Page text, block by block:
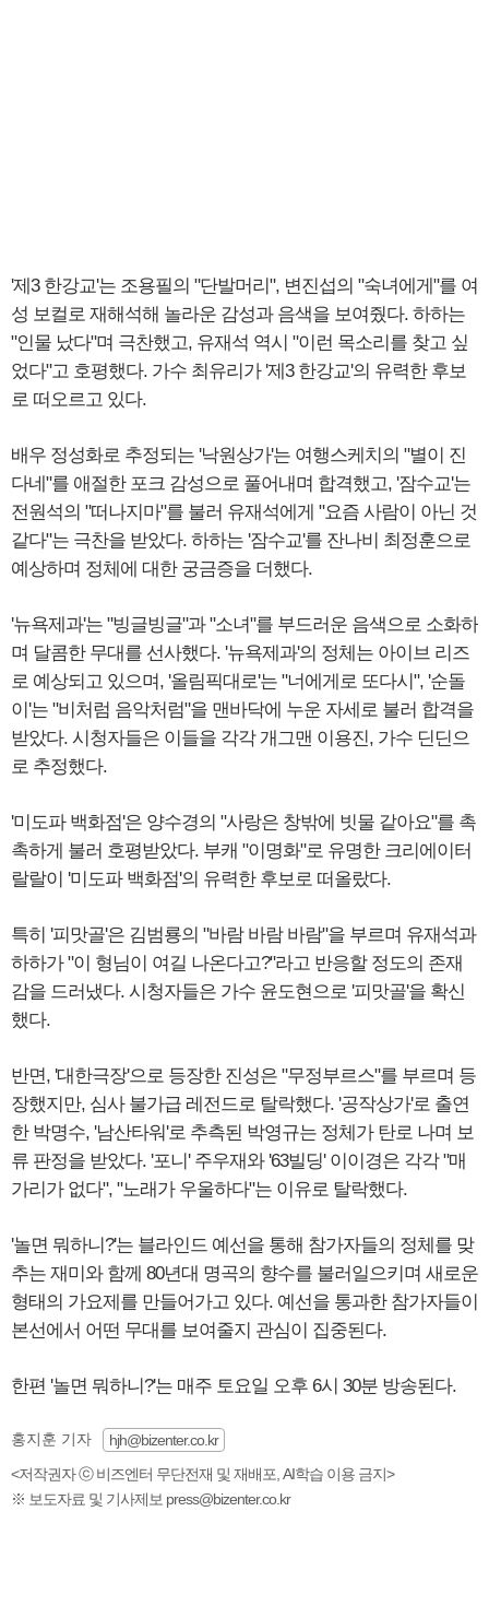
'제3 한강교'는 조용필의 "단발머리", 변진섭의 "숙녀에게"를 여
성 보컬로 재해석해 놀라운 감성과 음색을 보여줬다. 하하는
"인물 났다"며 극찬했고, 유재석 역시 "이런 목소리를 찾고 싶
었다"고 호평했다. 가수 최유리가 '제3 한강교'의 유력한 후보
로 떠오르고 있다.
배우 정성화로 추정되는 '낙원상가'는 여행스케치의 "별이 진
다네"를 애절한 포크 감성으로 풀어내며 합격했고, '잠수교'는
전원석의 "떠나지마"를 불러 유재석에게 "요즘 사람이 아닌 것
같다"는 극찬을 받았다. 하하는 '잠수교'를 잔나비 최정훈으로
예상하며 정체에 대한 궁금증을 더했다.
'뉴욕제과'는 "빙글빙글"과 "소녀"를 부드러운 음색으로 소화하
며 달콤한 무대를 선사했다. '뉴욕제과'의 정체는 아이브 리즈
로 예상되고 있으며, '올림픽대로'는 "너에게로 또다시", '순돌
이'는 "비처럼 음악처럼"을 맨바닥에 누운 자세로 불러 합격을
받았다. 시청자들은 이들을 각각 개그맨 이용진, 가수 딘딘으
로 추정했다.
'미도파 백화점'은 양수경의 "사랑은 창밖에 빗물 같아요"를 촉
촉하게 불러 호평받았다. 부캐 "이명화"로 유명한 크리에이터
랄랄이 '미도파 백화점'의 유력한 후보로 떠올랐다.
특히 '피맛골'은 김범룡의 "바람 바람 바람"을 부르며 유재석과
하하가 "이 형님이 여길 나온다고?"라고 반응할 정도의 존재
감을 드러냈다. 시청자들은 가수 윤도현으로 '피맛골'을 확신
했다.
반면, '대한극장'으로 등장한 진성은 "무정부르스"를 부르며 등
장했지만, 심사 불가급 레전드로 탈락했다. '공작상가'로 출연
한 박명수, '남산타워'로 추측된 박영규는 정체가 탄로 나며 보
류 판정을 받았다. '포니' 주우재와 '63빌딩' 이이경은 각각 "매
가리가 없다", "노래가 우울하다"는 이유로 탈락했다.
'놀면 뭐하니?'는 블라인드 예선을 통해 참가자들의 정체를 맞
추는 재미와 함께 80년대 명곡의 향수를 불러일으키며 새로운
형태의 가요제를 만들어가고 있다. 예선을 통과한 참가자들이
본선에서 어떤 무대를 보여줄지 관심이 집중된다.
한편 '놀면 뭐하니?'는 매주 토요일 오후 6시 30분 방송된다.
홍지훈 기자
hjh@bizenter.co.kr
<저작권자 ⓒ 비즈엔터 무단전재 및 재배포, AI학습 이용 금지>
※ 보도자료 및 기사제보 press@bizenter.co.kr